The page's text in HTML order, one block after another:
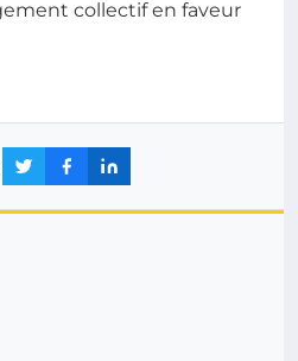
collectif en faveur